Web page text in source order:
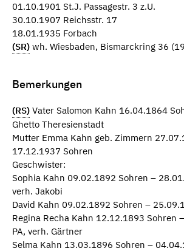
01.10.1901 St.J. Passagestr. 3 z.U.
30.10.1907 Reichsstr. 17
18.01.1935 Forbach
(SR) wh. Wiesbaden, Bismarckring 36
Bemerkungen
(RS) Vater Salomon Kahn 16.04.1864
Ghetto Theresienstadt
Mutter Emma Kahn geb. Zimmern
17.12.1937 Sohren
Geschwister:
Sophia Kahn 09.02.1892 Sohren –
verh. Jakobi
David Kahn 09.02.1892 Sohren –
Regina Recha Kahn 12.12.1893 Sohren
PA, verh. Gärtner
Selma Kahn 13.03.1896 Sohren –